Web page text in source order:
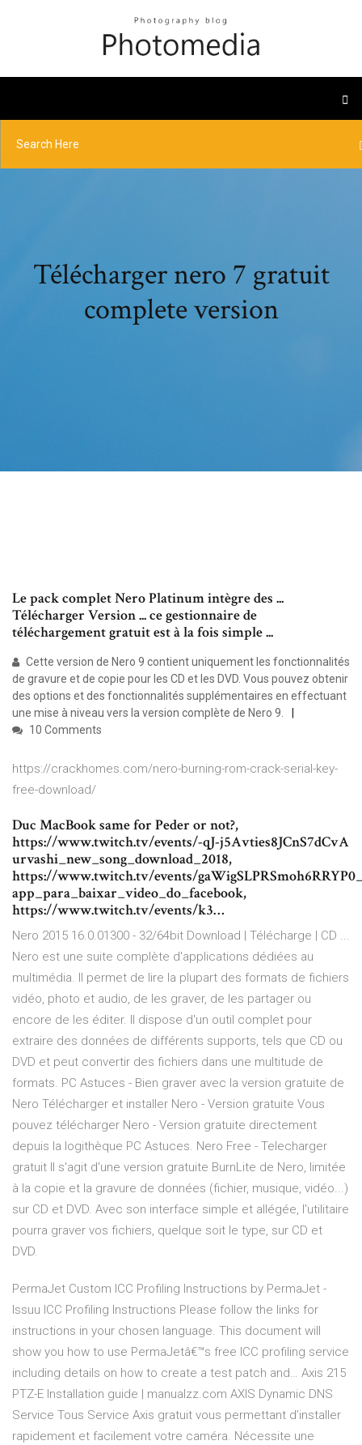
Télécharger nero 7 gratuit
complete version
Le pack complet Nero Platinum intègre des ...
Télécharger Version ... ce gestionnaire de
téléchargement gratuit est à la fois simple ...
Cette version de Nero 9 contient uniquement les fonctionnalités
de gravure et de copie pour les CD et les DVD. Vous pouvez obtenir
des options et des fonctionnalités supplémentaires en effectuant
une mise à niveau vers la version complète de Nero 9.
10 Comments
https://crackhomes.com/nero-burning-rom-crack-serial-key-
free-download/
Duc MacBook same for Peder or not?,
https://www.twitch.tv/events/-qJ-j5Avties8JCnS7dCvA
urvashi_new_song_download_2018,
https://www.twitch.tv/events/
app_para_baixar_video_do_facebook,
https://www.twitch.tv/events/k3…
Nero 2015 16.0.01300 - 32/64bit Download | Télécharge | CD ...
Nero est une suite complète d'applications dédiées au
multimédia. Il permet de lire la plupart des formats de fichiers
vidéo, photo et audio, de les graver, de les partager ou
encore de les éditer. Il dispose d'un outil complet pour
extraire des données de différents supports, tels que CD ou
DVD et peut convertir des fichiers dans une multitude de
formats. PC Astuces - Bien graver avec la version gratuite de
Nero Télécharger et installer Nero - Version gratuite Vous
pouvez télécharger Nero - Version gratuite directement
depuis la logithèque PC Astuces. Nero Free - Telecharger
gratuit Il s'agit d'une version gratuite BurnLite de Nero, limitée
à la copie et la gravure de données (fichier, musique, vidéo...)
sur CD et DVD. Avec son interface simple et allégée, l'utilitaire
pourra graver vos fichiers, quelque soit le type, sur CD et
DVD.
PermaJet Custom ICC Profiling Instructions by PermaJet -
Issuu ICC Profiling Instructions Please follow the links for
instructions in your chosen language. This document will
show you how to use PermaJetâ€™s free ICC profiling service
including details on how to create a test patch and… Axis 215
PTZ-E Installation guide | manualzz.com AXIS Dynamic DNS
Service Tous Service Axis gratuit vous permettant d’installer
rapidement et facilement votre caméra. Nécessite une